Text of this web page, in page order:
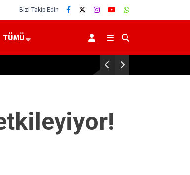
Bizi Takip Edin
TÜMÜ
Prof. Dr. Kürşad Zorlu, İçişleri Bakanı